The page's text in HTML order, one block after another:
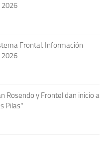
2026
Frontal: Información
2026
Rosendo y Frontel dan inicio a
Pilas”